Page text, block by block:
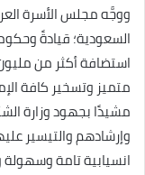
ووجَّه مجلس الأسرة
السعودية؛ قيادةً
استضافة أكثر من
متميز وتسخير كافة
مشيدًا بجهود وزارة
وإرشادهم والتيسير
انسيابية تامة